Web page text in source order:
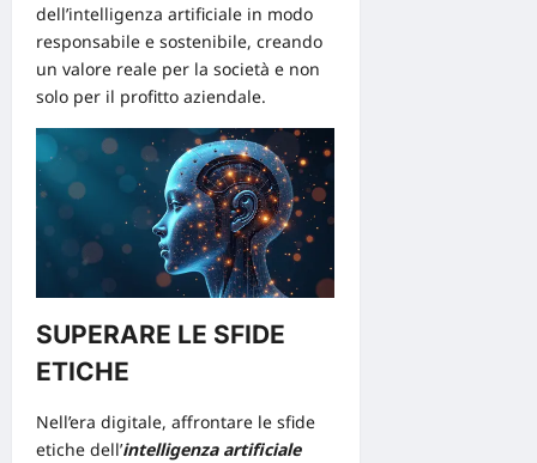
dell’intelligenza artificiale in modo
responsabile e sostenibile, creando
un valore reale per la società e non
solo per il profitto aziendale.
SUPERARE LE SFIDE
ETICHE
Nell’era digitale, affrontare le sfide
etiche dell’intelligenza artificiale